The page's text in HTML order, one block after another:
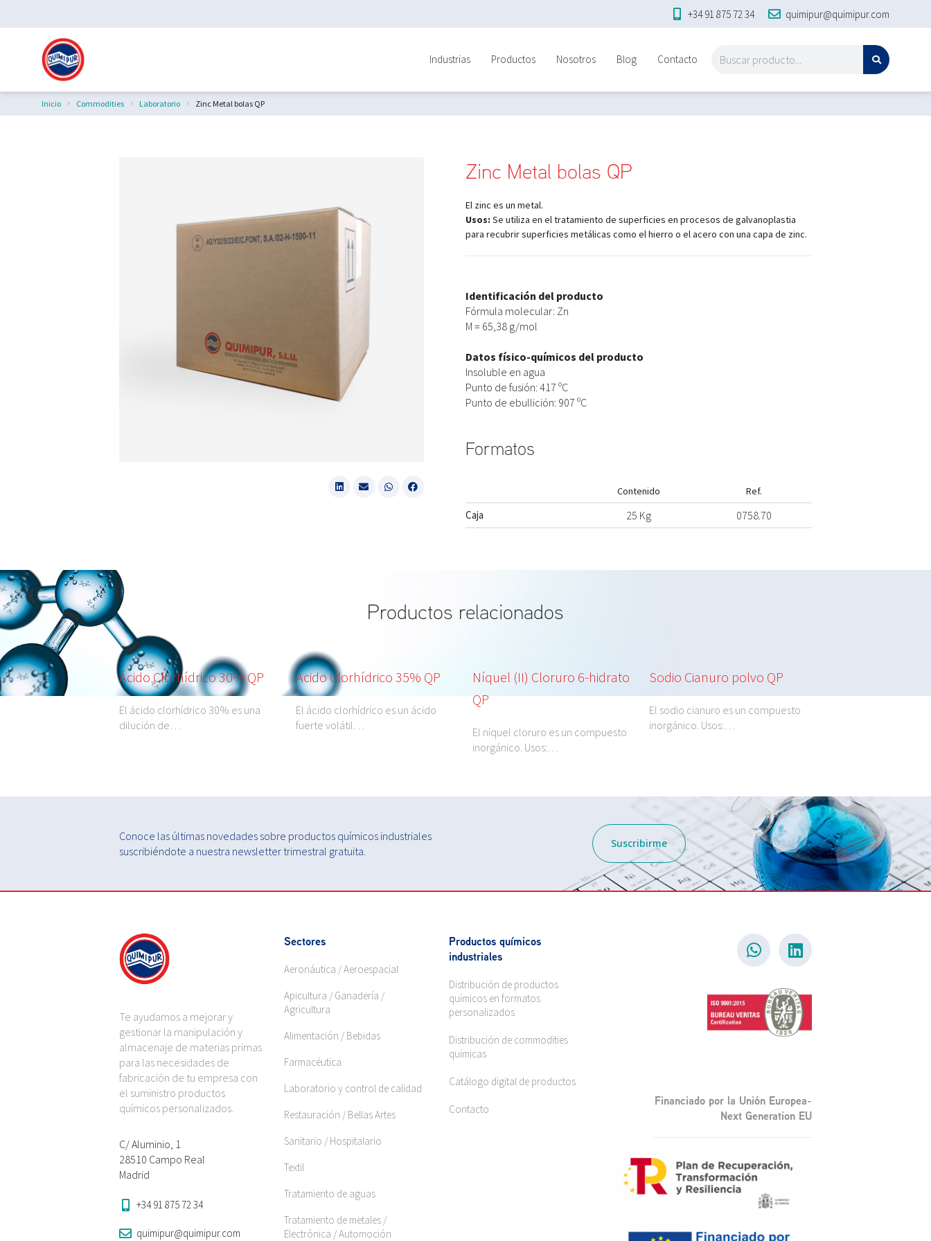
+34 91 875 72 34 quimipur@quimipur.com
Industrias Productos Nosotros Blog Contacto
Estás aquí:
Inicio Commodities Laboratorio Zinc Metal bolas QP
Zinc Metal bolas QP
El zinc es un metal.
Usos: Se utiliza en el tratamiento de superficies en procesos de galvanoplastia
para recubrir superficies metálicas como el hierro o el acero con una capa de zinc.
Identificación del producto
Fórmula molecular: Zn
M = 65,38 g/mol
Datos físico-químicos del producto
Insoluble en agua
Punto de fusión: 417 ºC
Punto de ebullición: 907 ºC
Formatos
Contenido Ref.
Caja 25 Kg 0758.70
Productos relacionados
6-hidrato QP Ácido Clorhídrico 30% QP
El ácido clorhídrico 30% es una
dilución de…
Ácido Clorhídrico 35% QP
El ácido clorhídrico es un ácido
fuerte volátil…
Níquel (II) Cloruro 6-hidrato
QP
El níquel cloruro es un compuesto
inorgánico. Usos:…
Sodio Cianuro polvo QP
El sodio cianuro es un compuesto
inorgánico. Usos:…
Conoce las últimas novedades sobre productos químicos industriales
suscribiéndote a nuestra newsletter trimestral gratuita.
Suscribirme
Te ayudamos a mejorar y
gestionar la manipulación y
almacenaje de materias primas
para las necesidades de
fabricación de tu empresa con
el suministro productos
químicos personalizados.
C/ Aluminio, 1
28510 Campo Real
Madrid
+34 91 875 72 34
quimipur@quimipur.com
Sectores
Aeronáutica / Aeroespacial
Apicultura / Ganadería /
Agricultura
Alimentación / Bebidas
Farmacéutica
Laboratorio y control de calidad
Restauración / Bellas Artes
Sanitario / Hospitalario
Textil
Tratamiento de aguas
Tratamiento de metales /
Electrónica / Automoción
Productos químicos
industriales
Distribución de productos
químicos en formatos
personalizados
Distribución de commodities
químicas
Catálogo digital de productos
Contacto
Financiado por la Unión Europea-
Next Generation EU